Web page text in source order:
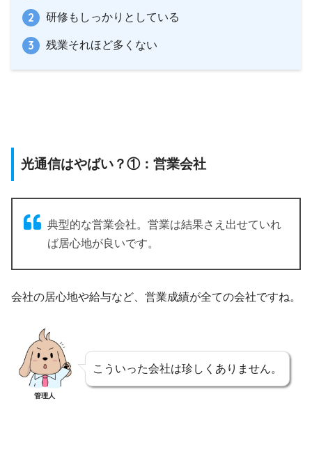
研修もしっかりとしている
残業それほど多くない
光通信はやばい？①：営業会社
典型的な営業会社。営業は結果さえ出せていれ
ば居心地が良いです。
会社の居心地や給与など、営業成績が全ての会社ですね。
管理人
こういった会社は珍しくありません。